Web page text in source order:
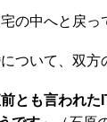
の中へと戻っ
ついて、双方
とも言われ